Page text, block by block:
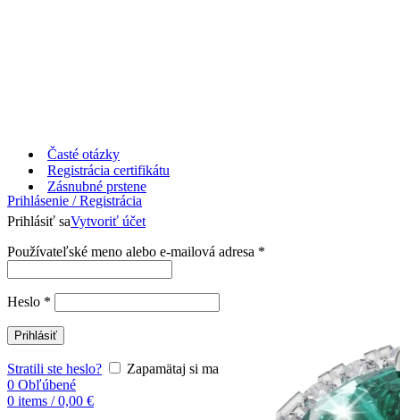
Časté otázky
Registrácia certifikátu
Prihlásenie / Registrácia
Prihlásiť saVytvoriť účet
Používateľské meno alebo e-mailová adresa *
Heslo *
Prihlásiť
Stratili ste heslo?
Zapamätaj si ma
0 Obľúbené
0 items / 0,00 €
Zásnubné prstene